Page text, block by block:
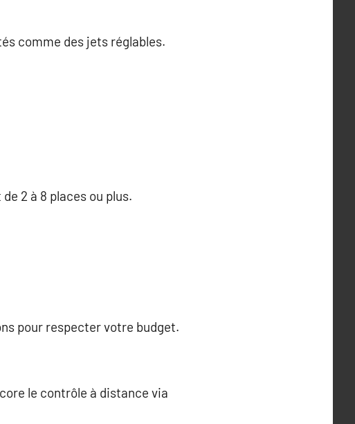
comme des jets réglables.
2 à 8 places ou plus.
pour respecter votre budget.
le contrôle à distance via